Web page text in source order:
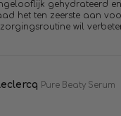
gehydrateerd
het ten zeerste aan
wil
Pure Beaty Serum